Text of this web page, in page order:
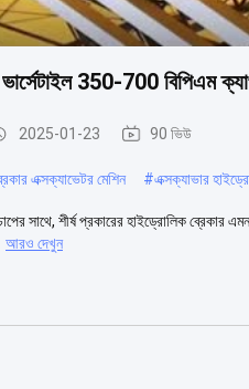
ভার্সেটাইল 350-700 বিপিএম
2025-01-23 90 ভিউ
এক্সক্যাভেটর মেশিন #এক্সক্যাভার
সাথে, শীর্ষ প্রকারের হাইড্রোলিক
আরও দেখুন